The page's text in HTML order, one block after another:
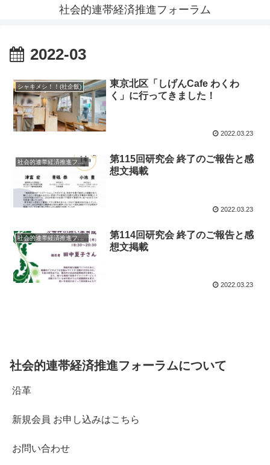
社会的連帯経済推進フォーラム
2022-03
シャキメシ！！(社企飯)
東京北区「しげんCafe わくわ
く」に行ってきました！
2022.03.23
社会的連帯経済推進フォーラム News
第115回研究会 終了のご報告と感
想文掲載
2022.03.23
社会的連帯経済推進フォーラム News
第114回研究会 終了のご報告と感
想文掲載
2022.03.23
社会的連帯経済推進フォーラムについて
沿革
新規会員 お申し込みはこちら
お問い合わせ